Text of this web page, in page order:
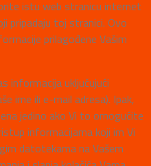
istu web stranicu internet
pripadaju toj stranici. Ovo
prilagođene Vašim
informacija uključujući
ime ili e-mail adresa). Ipak,
jedino ako Vi to omogućite
informacijama koji im Vi
datotekama na Vašem